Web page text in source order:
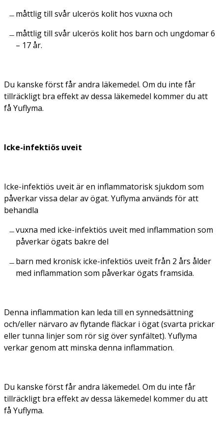
måttlig till svår ulcerös kolit hos vuxna och
måttlig till svår ulcerös kolit hos barn och ungdomar 6
– 17 år.
Du kanske först får andra läkemedel. Om du inte får
tillräckligt bra effekt av dessa läkemedel kommer du att
få Yuflyma.
Icke-infektiös uveit
Icke-infektiös uveit är en inflammatorisk sjukdom som
påverkar vissa delar av ögat. Yuflyma används för att
behandla
vuxna med icke-infektiös uveit med inflammation som
påverkar ögats bakre del
barn med kronisk icke-infektiös uveit från 2 års ålder
med inflammation som påverkar ögats framsida.
Denna inflammation kan leda till en synnedsättning
och/eller närvaro av flytande fläckar i ögat (svarta prickar
eller tunna linjer som rör sig över synfältet). Yuflyma
verkar genom att minska denna inflammation.
Du kanske först får andra läkemedel. Om du inte får
tillräckligt bra effekt av dessa läkemedel kommer du att
få Yuflyma.